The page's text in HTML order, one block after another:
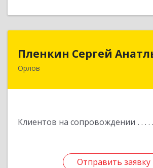
Пленкин Сергей
Орлов
Клиентов на сопровождении
Отправить заявку
Пленкин Сергей
Отправить заявку